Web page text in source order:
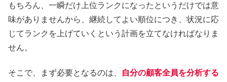
もちろん、一瞬だけ上位ランクになったというだけでは意
味がありませんから、継続してよい順位につき、状況に応
じてランクを上げていくという計画を立てなければなりま
せん。
そこで、まず必要となるのは、
自分の顧客全員を分析する